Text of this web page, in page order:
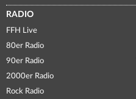
RADIO
FFH Live
80er Radio
90er Radio
2000er Radio
Rock Radio